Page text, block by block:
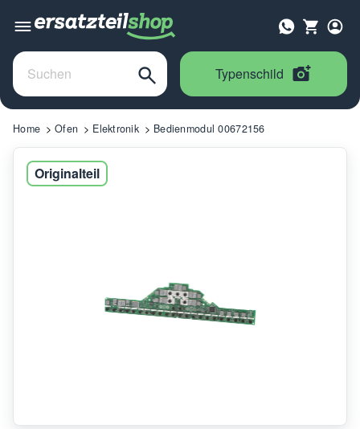
Typenschild
Home Ofen Elektronik Bedienmodul 00672156
Originalteil